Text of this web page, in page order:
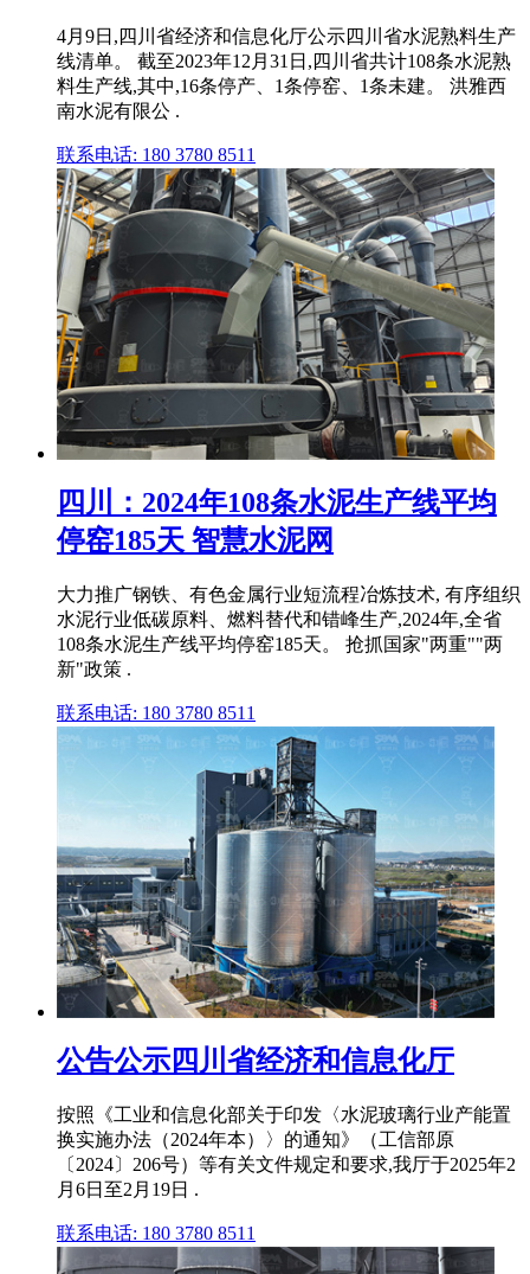
4月9日,四川省经济和信息化厅公示四川省水泥熟料生产
线清单。 截至2023年12月31日,四川省共计108条水泥熟
料生产线,其中,16条停产、1条停窑、1条未建。 洪雅西
南水泥有限公 .
联系电话: 180 3780 8511
四川：2024年108条水泥生产线平均
停窑185天 智慧水泥网
大力推广钢铁、有色金属行业短流程冶炼技术, 有序组织
水泥行业低碳原料、燃料替代和错峰生产,2024年,全省
108条水泥生产线平均停窑185天。 抢抓国家"两重""两
新"政策 .
联系电话: 180 3780 8511
公告公示四川省经济和信息化厅
按照《工业和信息化部关于印发〈水泥玻璃行业产能置
换实施办法（2024年本）〉的通知》（工信部原
〔2024〕206号）等有关文件规定和要求,我厅于2025年2
月6日至2月19日 .
联系电话: 180 3780 8511